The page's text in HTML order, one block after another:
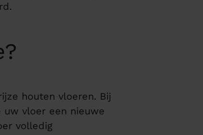
houten vloeren. Bij
uw vloer een nieuwe
volledig